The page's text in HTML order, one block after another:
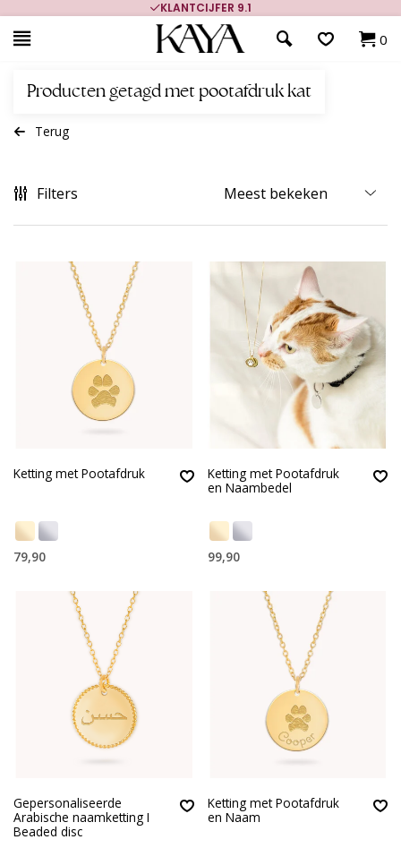
700.000+ TEVREDEN KLANTEN
0
Producten getagd met pootafdruk kat
Terug
Filters
Ketting met Pootafdruk
79,90
Ketting met Pootafdruk
en Naambedel
99,90
Gepersonaliseerde
Arabische naamketting I
Beaded disc
Ketting met Pootafdruk
en Naam